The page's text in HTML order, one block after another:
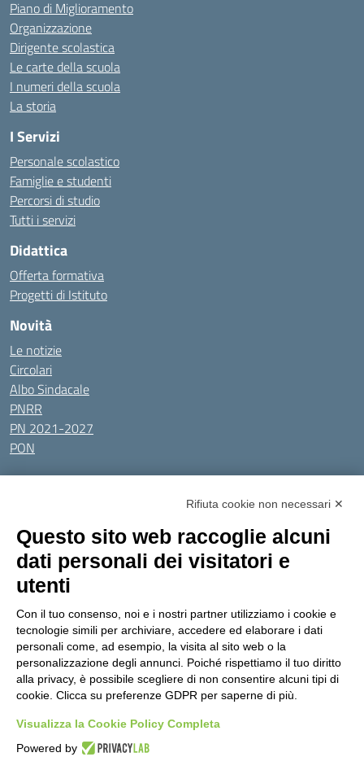
Piano di Miglioramento
Organizzazione
Dirigente scolastica
Le carte della scuola
I numeri della scuola
La storia
I Servizi
Personale scolastico
Famiglie e studenti
Percorsi di studio
Tutti i servizi
Didattica
Offerta formativa
Progetti di Istituto
Novità
Le notizie
Circolari
Albo Sindacale
PNRR
PN 2021-2027
PON
Tutti gli argomenti
Amministrazione Trasparente
Privacy Policy
Dichiarazione di accessibilitàObiettivi di accessibilità
Seguici su:
Indirizzo:Via Gaetano Donizetti 30, Collegno
Centralino:0114053925 Email: toic8cg002@istruzione.it
Posta elettronica certificata (PEC):toic8cg002@pec.istruzione.it
Codice fiscale: 95641450010
Codice Indice delle Pubbliche Amministrazioni (IPA): D0ZZDV0V
Codice unico di fatturazione (CUF): FJDH3Z
Rifiuta cookie non necessari ✕
Questo sito web raccoglie alcuni
dati personali dei visitatori e
utenti
Con il tuo consenso, noi e i nostri partner utilizziamo i cookie e
tecnologie simili per archiviare, accedere ed elaborare i dati
personali come, ad esempio, la visita al sito web o la
personalizzazione degli annunci. Poiché rispettiamo il tuo diritto
alla privacy, è possibile scegliere di non consentire alcuni tipi di
cookie. Clicca su preferenze GDPR per saperne di più.
Visualizza la Cookie Policy Completa
Powered by